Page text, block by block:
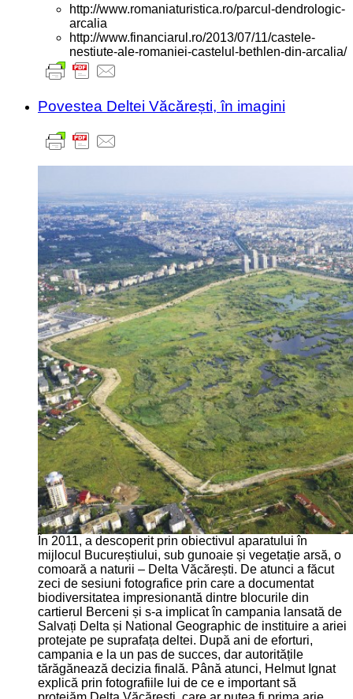
http://www.romaniaturistica.ro/parcul-dendrologic-
arcalia
http://www.financiarul.ro/2013/07/11/castele-
nestiute-ale-romaniei-castelul-bethlen-din-arcalia/
Povestea Deltei Văcărești, în imagini
În 2011, a descoperit prin obiectivul aparatului în
mijlocul Bucureștiului, sub gunoaie și vegetație arsă, o
comoară a naturii – Delta Văcărești. De atunci a făcut
zeci de sesiuni fotografice prin care a documentat
biodiversitatea impresionantă dintre blocurile din
cartierul Berceni și s-a implicat în campania lansată de
Salvați Delta și National Geographic de instituire a ariei
protejate pe suprafața deltei. După ani de eforturi,
campania e la un pas de succes, dar autoritățile
tărăgănează decizia finală. Până atunci, Helmut Ignat
explică prin fotografiile lui de ce e important să